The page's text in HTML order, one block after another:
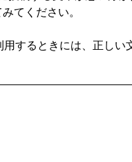
てください。
するときには、正しい